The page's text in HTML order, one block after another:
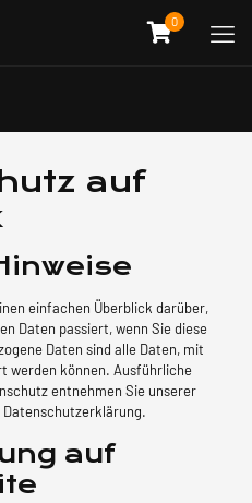
0
auf
einfachen Überblick darüber,
Daten passiert, wenn Sie diese
Daten sind alle Daten, mit
werden können. Ausführliche
entnehmen Sie unserer
auf